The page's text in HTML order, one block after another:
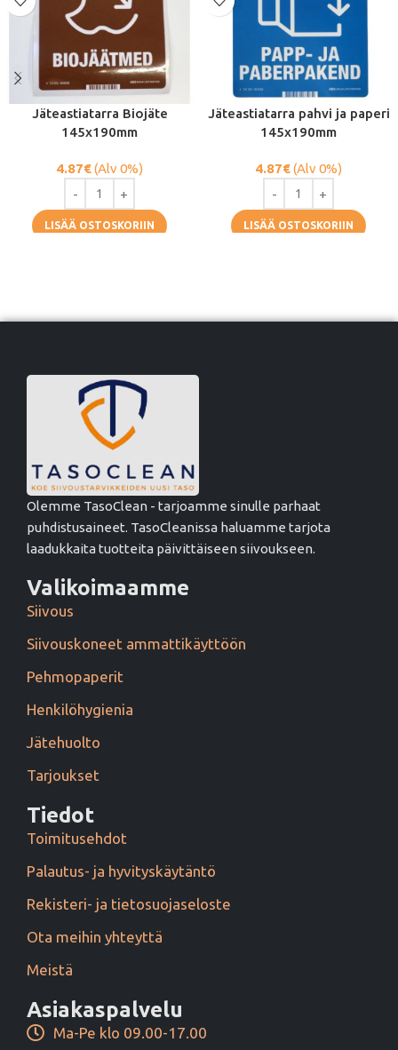
Jäteastiatarra Biojäte
145x190mm
4.87€(Alv 0%)
LISÄÄ OSTOSKORIIN
Jäteastiatarra pahvi ja paperi
145x190mm
4.87€(Alv 0%)
LISÄÄ OSTOSKORIIN
Olemme TasoClean - tarjoamme sinulle parhaat
puhdistusaineet. TasoCleanissa haluamme tarjota
laadukkaita tuotteita päivittäiseen siivoukseen.
Valikoimaamme
Siivous
Siivouskoneet ammattikäyttöön
Pehmopaperit
Henkilöhygienia
Jätehuolto
Tarjoukset
Tiedot
Toimitusehdot
Palautus- ja hyvityskäytäntö
Rekisteri- ja tietosuojaseloste
Ota meihin yhteyttä
Meistä
Asiakaspalvelu
Ma-Pe klo 09.00-17.00